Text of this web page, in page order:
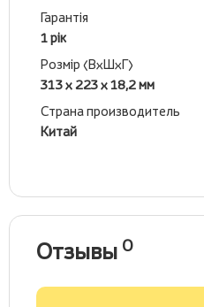
Гарантія
1 рік
Розмір (ВхШхГ)
313 х 223 х 18,2 мм
Страна производитель
Китай
Отзывы 0